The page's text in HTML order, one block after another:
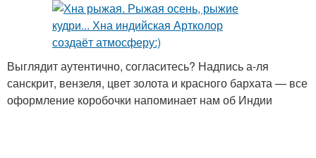
Выглядит аутентично, согласитесь? Надпись а-ля
санскрит, вензеля, цвет золота и красного бархата — все
оформление коробочки напоминает нам об Индии